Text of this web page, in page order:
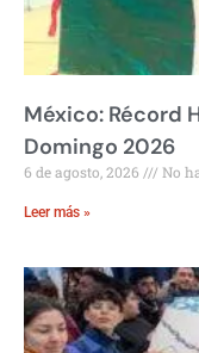
México: Récord
Domingo 2026
6 de agosto, 2026 No
Leer más »